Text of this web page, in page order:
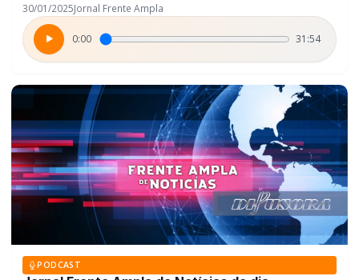
30/01/2025Jornal Frente Ampla
0:00 31:54
PODCAST